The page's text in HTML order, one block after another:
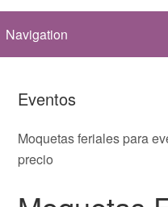
Eventos
Moquetas feriales para
precio